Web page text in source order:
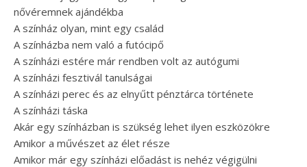
nővéremnek ajándékba
A színház olyan, mint egy család
A színházba nem való a futócipő
A színházi estére már rendben volt az autógumi
A színházi fesztivál tanulságai
A színházi perec és az elnyűtt pénztárca története
A színházi táska
Akár egy színházban is szükség lehet ilyen eszközökre
Amikor a művészet az élet része
Amikor már egy színházi előadást is nehéz végigülni